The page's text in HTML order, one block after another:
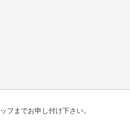
フまでお申し付け下さい。